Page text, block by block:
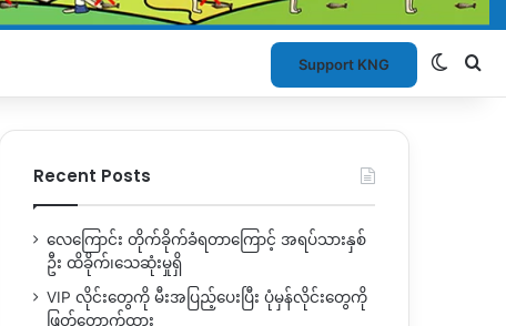
Support KNG
Recent Posts
လေကြောင်း တိုက်ခိုက်ခံရတာကြောင့် အရပ်သားနှစ်
ဦး ထိခိုက်၊သေဆုံးမှုရှိ
VIP လိုင်းတွေကို မီးအပြည့်ပေးပြီး ပုံမှန်လိုင်းတွေကို
ဖြတ်တောက်ထား